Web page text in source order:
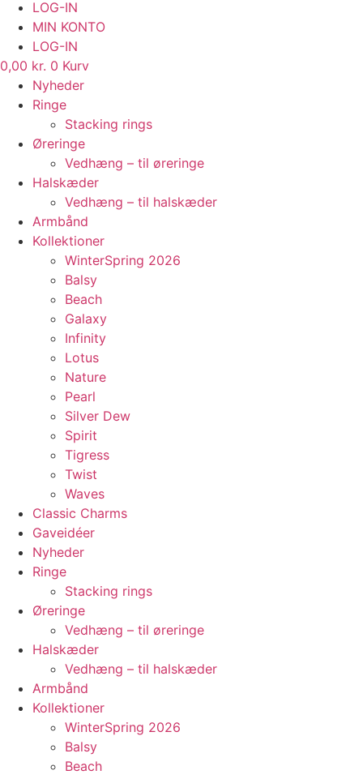
LOG-IN
MIN KONTO
LOG-IN
0,00 kr. 0 Kurv
Nyheder
Ringe
Stacking rings
Øreringe
Vedhæng – til øreringe
Halskæder
Vedhæng – til halskæder
Armbånd
Kollektioner
WinterSpring 2026
Balsy
Beach
Galaxy
Infinity
Lotus
Nature
Pearl
Silver Dew
Spirit
Tigress
Twist
Waves
Classic Charms
Gaveidéer
Nyheder
Ringe
Stacking rings
Øreringe
Vedhæng – til øreringe
Halskæder
Vedhæng – til halskæder
Armbånd
Kollektioner
WinterSpring 2026
Balsy
Beach